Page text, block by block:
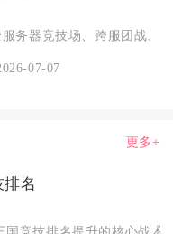
服务器竞技场、跨服团战、
07-07
更多+
名